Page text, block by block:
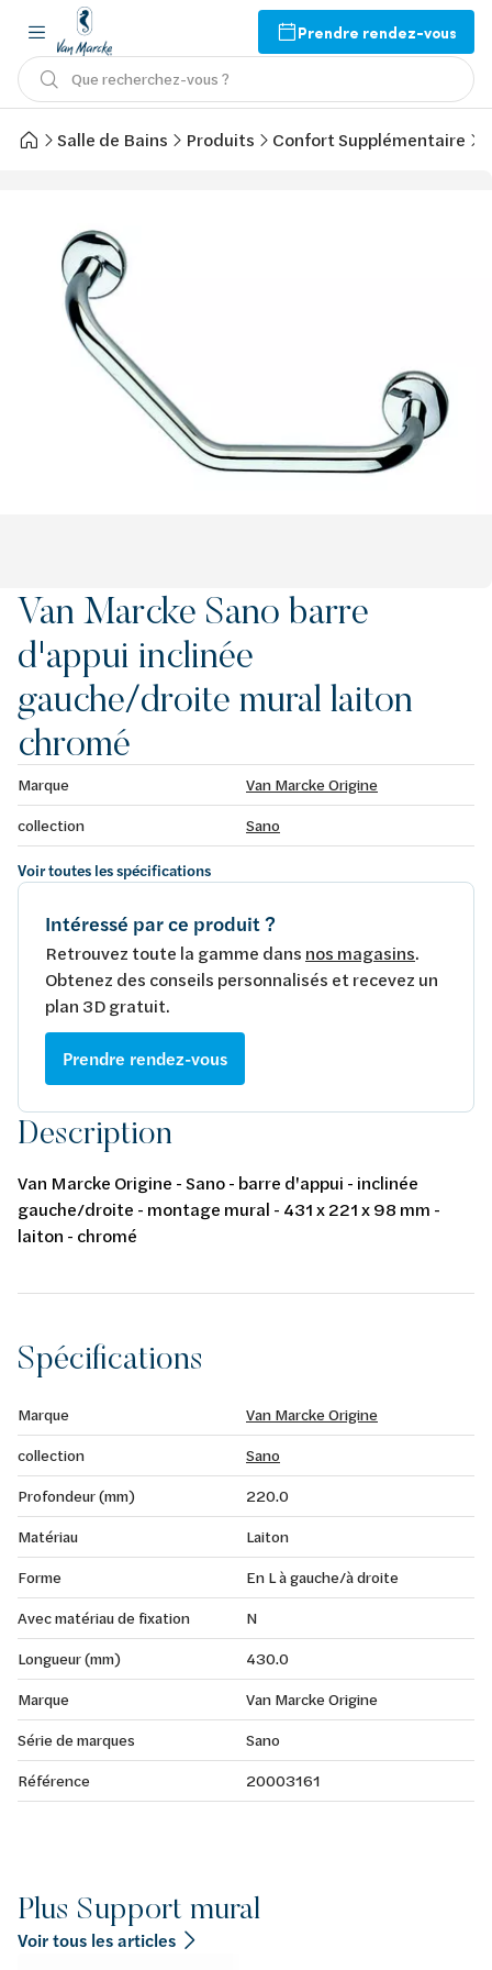
Prendre rendez-vous
Que recherchez-vous ?
Salle de Bains Produits Confort Supplémentaire
Van Marcke Sano barre
d'appui inclinée
gauche/droite mural laiton
chromé
Marque
Van Marcke Origine
collection
Sano
Voir toutes les spécifications
Intéressé par ce produit ?
Retrouvez toute la gamme dans nos magasins.
Obtenez des conseils personnalisés et recevez un
plan 3D gratuit.
Prendre rendez-vous
Description
Van Marcke Origine - Sano - barre d'appui - inclinée
gauche/droite - montage mural - 431 x 221 x 98 mm -
laiton - chromé
Spécifications
Marque
Van Marcke Origine
collection
Sano
Profondeur (mm)
220.0
Matériau
Laiton
Forme
En L à gauche/à droite
Avec matériau de fixation
N
Longueur (mm)
430.0
Marque
Van Marcke Origine
Série de marques
Sano
Référence
20003161
Plus Support mural
Voir tous les articles